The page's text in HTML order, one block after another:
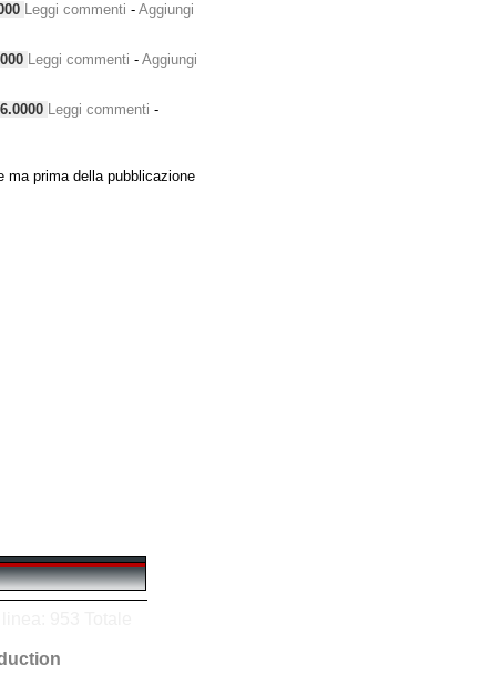
Leggi commenti - Aggiungi
Leggi commenti - Aggiungi
6.0000 Leggi commenti -
ma prima della pubblicazione